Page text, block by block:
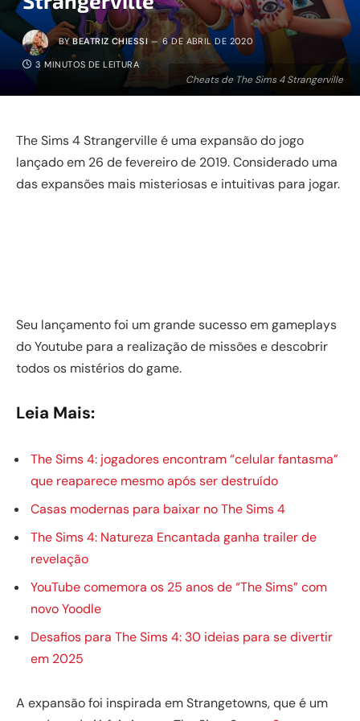
Cheats de The Sims 4 Strangerville
BY BEATRIZ CHIESSI 6 DE ABRIL DE 2020
3 MINUTOS DE LEITURA
The Sims 4 Strangerville é uma expansão do jogo
lançado em 26 de fevereiro de 2019. Considerado uma
das expansões mais misteriosas e intuitivas para jogar.
Seu lançamento foi um grande sucesso em gameplays
do Youtube para a realização de missões e descobrir
todos os mistérios do game.
Leia Mais:
The Sims 4: jogadores encontram “celular fantasma”
que reaparece mesmo após ser destruído
Casas modernas para baixar no The Sims 4
The Sims 4: Natureza Encantada ganha trailer de
revelação
YouTube comemora os 25 anos de “The Sims” com
novo Yoodle
Desafios para The Sims 4: 30 ideias para se divertir
em 2025
A expansão foi inspirada em Strangetowns, que é um